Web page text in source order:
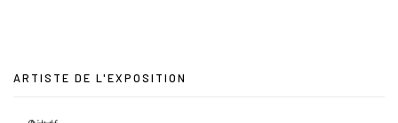
ARTISTE DE L'EXPOSITION